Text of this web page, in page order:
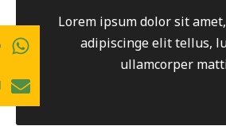
Lorem ipsum dolor sit
adipiscinge elit tellus,
ullamcorper